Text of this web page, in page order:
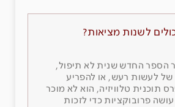
לשנות מציאות?
הספר החדש שנית לא תיפול,
של לעשות רעש, או להפריע
תוכנית טלוויזיה, הוא לא מוכר
פרובוקציות כדי לזכות